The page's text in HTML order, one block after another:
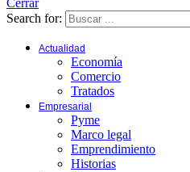
Cerrar
Search for:
Actualidad
Economía
Comercio
Tratados
Empresarial
Pyme
Marco legal
Emprendimiento
Historias